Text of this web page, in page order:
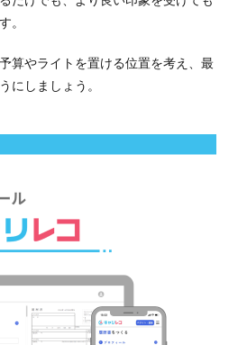
。
算やライトを置ける位置を考え、最
にしましょう。